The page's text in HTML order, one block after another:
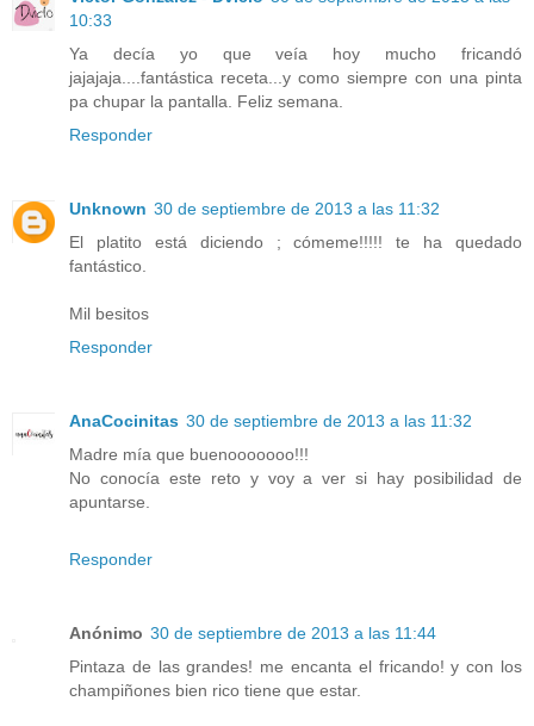
10:33
Ya decía yo que veía hoy mucho fricandó
jajajaja....fantástica receta...y como siempre con una pinta
pa chupar la pantalla. Feliz semana.
Responder
Unknown 30 de septiembre de 2013 a las 11:32
El platito está diciendo ; cómeme!!!!! te ha quedado
fantástico.
Mil besitos
Responder
AnaCocinitas 30 de septiembre de 2013 a las 11:32
Madre mía que buenooooooo!!!
No conocía este reto y voy a ver si hay posibilidad de
apuntarse.
Responder
Anónimo 30 de septiembre de 2013 a las 11:44
Pintaza de las grandes! me encanta el fricando! y con los
champiñones bien rico tiene que estar.